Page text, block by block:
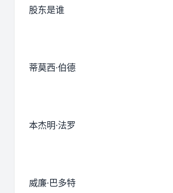
股东是谁
蒂莫西·伯德
本杰明·法罗
威廉·巴多特